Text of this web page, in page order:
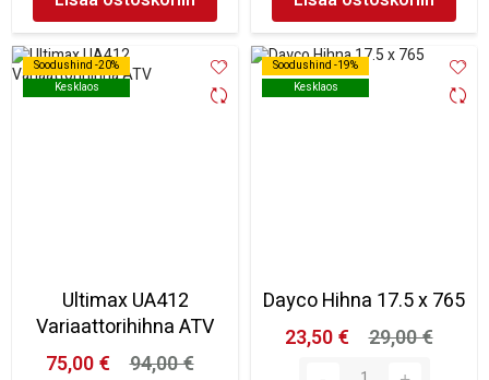
Soodushind -20%
Kesklaos
Soodushind -20%
Kesklaos
Ultimax UA412
Variaattorihihna ATV
75,00 €
94,00 €
Soodushind -19%
Kesklaos
Soodushind -19%
Kesklaos
Dayco Hihna 17.5 x 765
23,50 €
29,00 €